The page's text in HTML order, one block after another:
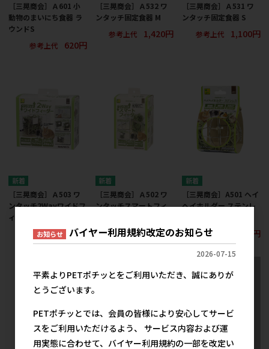
［三晃商会］Ａ601 小
動物のまいにち食器 ラ
ウンドS
参考上代
620円
［三晃商会］Ａ532 ワ
ンタッチ固定食器 M
参考上代
1,420円
［三晃商会］Ａ531 ワ
ンタッチ固定食器 S
参考上代
1,100円
［三晃商会］Ａ503 ワ
ンタッチ2Wayワイドフ
ィーダー
参考上代 2,200円
［三晃商会］Ａ502 ワ
ンタッチスマートフィ
参考上代 2,050円
［三晃商会］A501 ヘイ
ヘイホルダー ステンレ
参考上代
1,200円
お知らせ バイヤー利用規約改定のお知らせ
2026-07-15
平素よりPETポチッとをご利用いただき、誠にありが
とうございます。
PETポチッとでは、会員の皆様により安心してサービ
スをご利用いただけるよう、 サービス内容および運
用実態に合わせて、バイヤー利用規約の一部を改定い